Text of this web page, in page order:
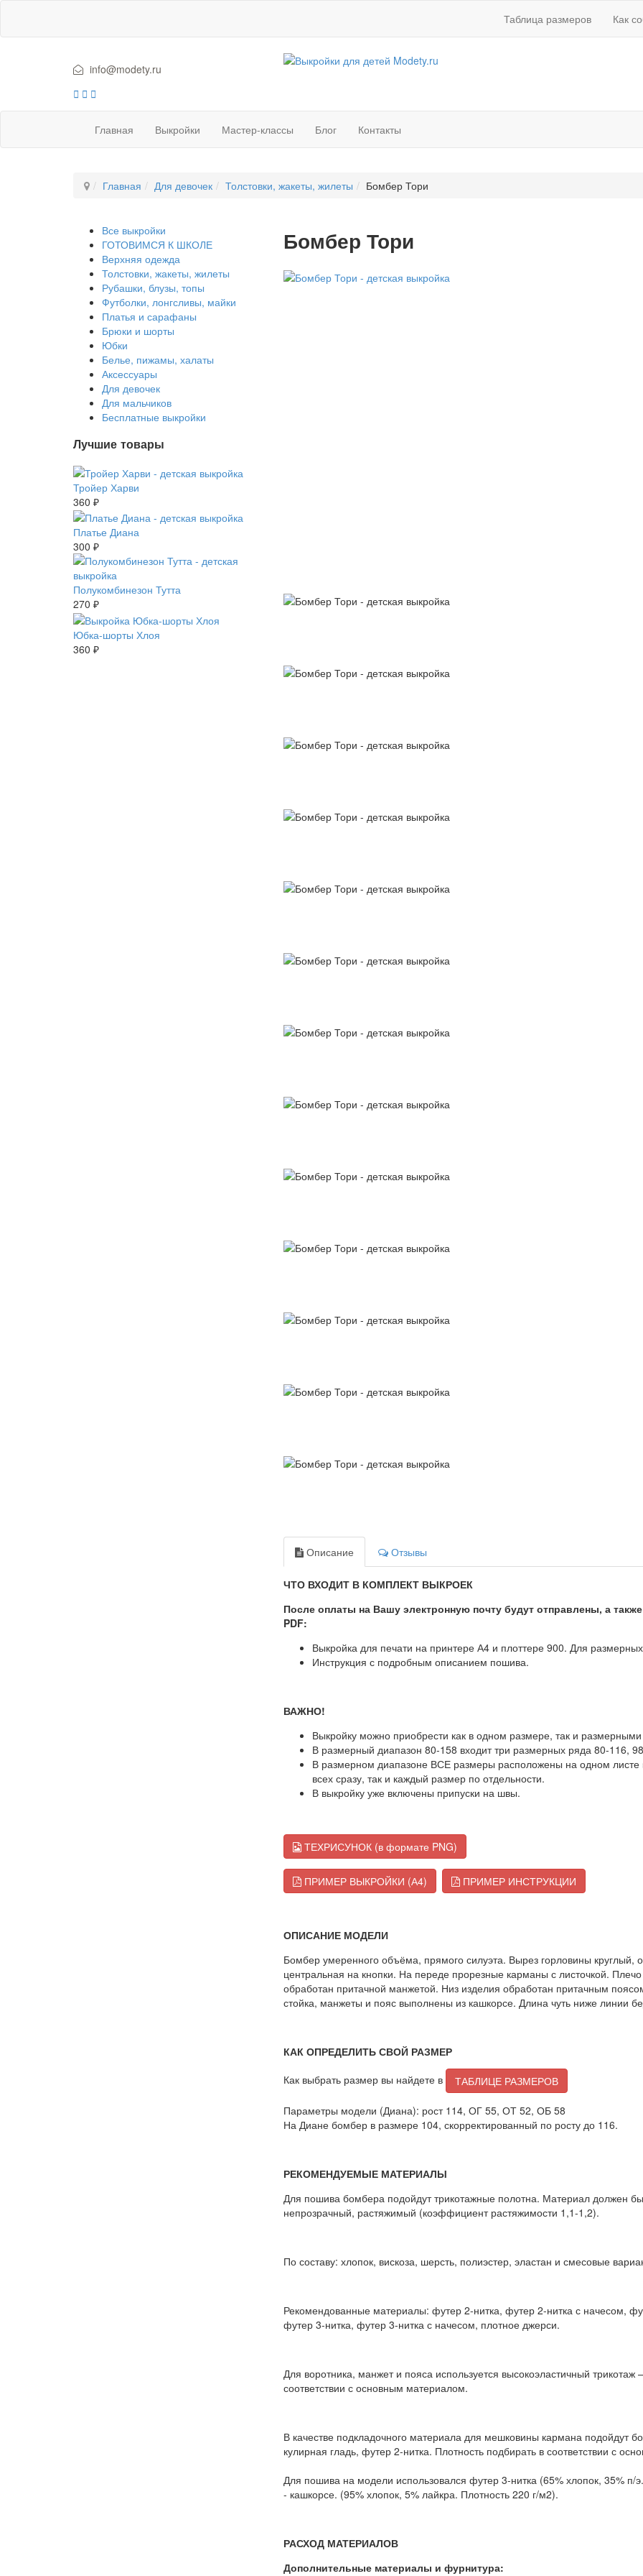
Таблица размеров Как
info@modety.ru
Главная Выкройки Мастер-классы Блог Контакты
Главная Для девочек Толстовки, жакеты, жилеты Бомбер Тори
Бомбер Тори
Описание Отзывы
ЧТО ВХОДИТ В КОМПЛЕКТ ВЫКРОЕК
После оплаты на Вашу электронную почту будут отправлены, а
PDF:
Выкройка для печати на принтере А4 и плоттере 900. Для
Инструкция с подробным описанием пошива.
ВАЖНО!
Выкройку можно приобрести как в одном размере, так и
В размерный диапазон 80-158 входит три размерных ряда 80-116,
В размерном диапазоне ВСЕ размеры расположены на одном листе
всех сразу, так и каждый размер по отдельности.
В выкройку уже включены припуски на швы.
ТЕХРИСУНОК (в формате PNG)
ПРИМЕР ВЫКРОЙКИ (А4) ПРИМЕР ИНСТРУКЦИИ
ОПИСАНИЕ МОДЕЛИ
Бомбер умеренного объёма, прямого силуэта. Вырез горловины круглый,
центральная на кнопки. На переде прорезные карманы с листочкой.
обработан притачной манжетой. Низ изделия обработан притачным
стойка, манжеты и пояс выполнены из кашкорсе. Длина чуть ниже линии
КАК ОПРЕДЕЛИТЬ СВОЙ РАЗМЕР
Как выбрать размер вы найдете в
ТАБЛИЦЕ РАЗМЕРОВ
Параметры модели (Диана): рост 114, ОГ 55, ОТ 52, ОБ 58
На Диане бомбер в размере 104, скорректированный по росту до 116.
РЕКОМЕНДУЕМЫЕ МАТЕРИАЛЫ
Для пошива бомбера подойдут трикотажные полотна. Материал должен
непрозрачный, растяжимый (коэффициент растяжимости 1,1-1,2).
По составу: хлопок, вискоза, шерсть, полиэстер, эластан и смесовые
Рекомендованные материалы: футер 2-нитка, футер 2-нитка с начесом,
футер 3-нитка, футер 3-нитка с начесом, плотное джерси.
Для воротника, манжет и пояса используется высокоэластичный
соответствии с основным материалом.
В качестве подкладочного материала для мешковины кармана подойдут
кулирная гладь, футер 2-нитка. Плотность подбирать в соответствии с
Для пошива на модели использовался футер 3-нитка (65% хлопок, 35%
- кашкорсе. (95% хлопок, 5% лайкра. Плотность 220 г/м2).
РАСХОД МАТЕРИАЛОВ
Дополнительные материалы и фурнитура:
Все выкройки
ГОТОВИМСЯ К ШКОЛЕ
Верхняя одежда
Толстовки, жакеты, жилеты
Рубашки, блузы, топы
Футболки, лонгсливы, майки
Платья и сарафаны
Брюки и шорты
Юбки
Белье, пижамы, халаты
Аксессуары
Для девочек
Для мальчиков
Бесплатные выкройки
Лучшие товары
Тройер Харви
360 ₽
Платье Диана
300 ₽
Полукомбинезон Тутта
270 ₽
Юбка-шорты Хлоя
360 ₽